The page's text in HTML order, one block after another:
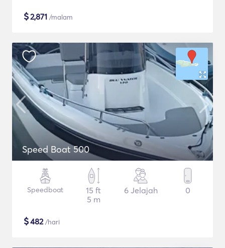
$2,871 /malam
Speed Boat 500
Speedboat
15 ft
5 m
6 Jelajah 0
$482/hari